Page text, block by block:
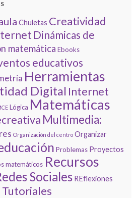
Chuletas Creatividad
Dinámicas de
matemática Ebooks
educativos
Herramientas
Digital Internet
Lógica Matemáticas
Multimedia:
Organización del centro Organizar
Problemas Proyectos
matemáticos Recursos
Sociales REflexiones
Tutoriales